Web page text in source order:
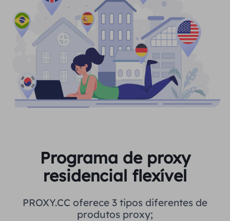
Programa de proxy
residencial flexível
PROXY.CC oferece 3 tipos diferentes de
produtos proxy;